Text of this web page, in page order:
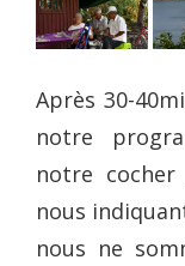
Après 30-
notre
notre cocher
nous
nous ne